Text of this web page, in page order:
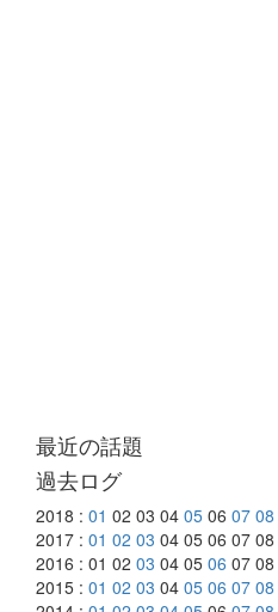
最近の話題
過去ログ
2018 : 01 02 03 04 05 06 07 08
2017 : 01 02 03 04 05 06 07 08
2016 : 01 02 03 04 05 06 07 08
2015 : 01 02 03 04 05 06 07 08